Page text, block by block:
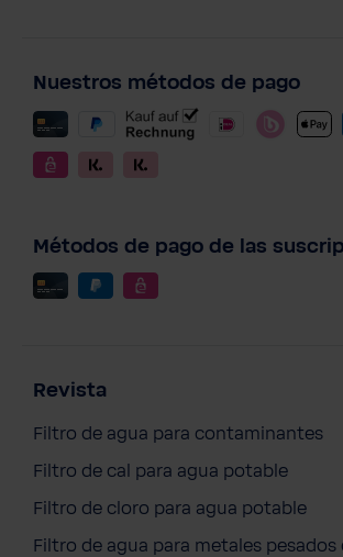
Nuestros métodos de pago
Métodos de pago de las
Revista
Filtro de agua para contaminantes
Filtro de cal para agua potable
Filtro de cloro para agua potable
Filtro de agua para metales pesados